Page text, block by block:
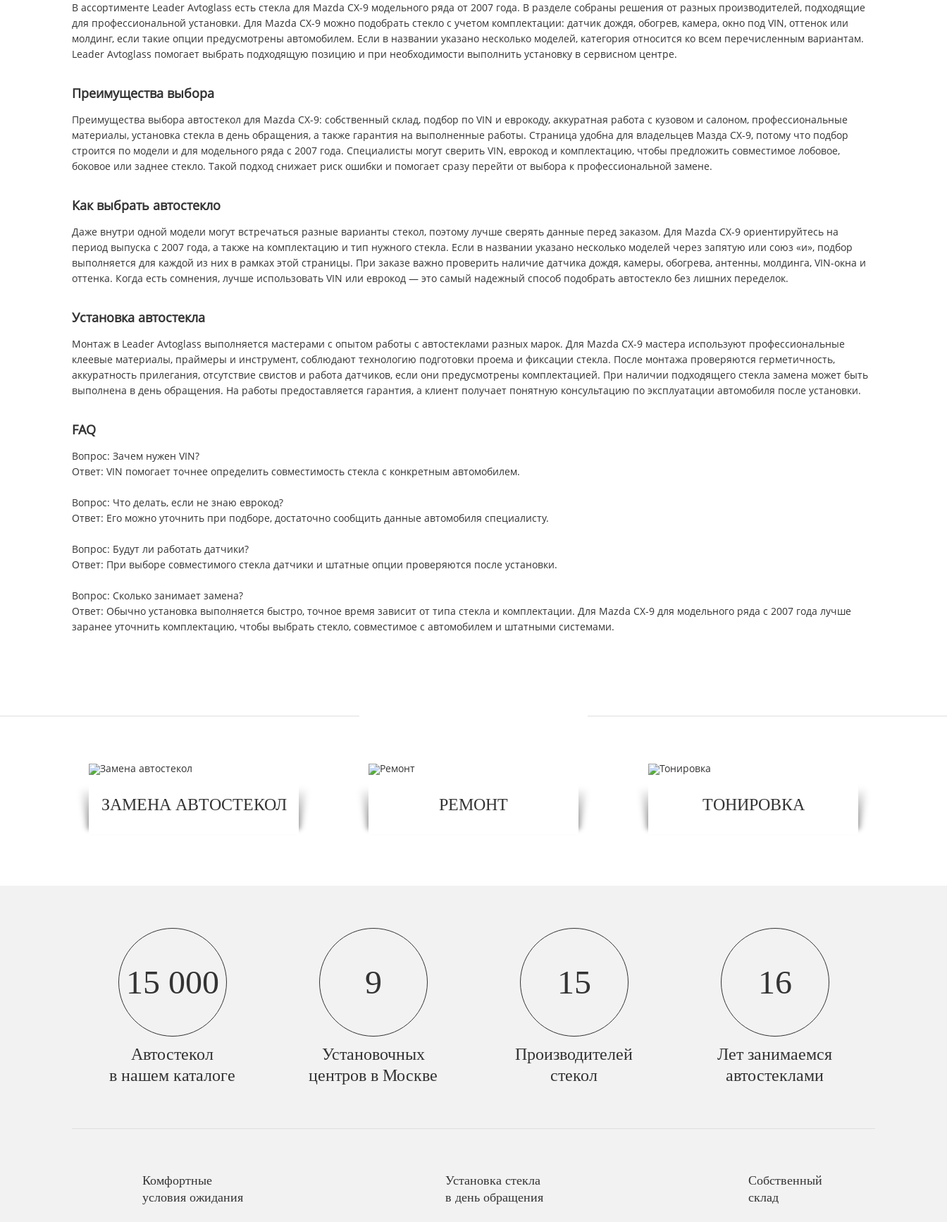
В ассортименте Leader Avtoglass есть стекла для Mazda CX-9 модельного ряда от 2007 года. В разделе собраны решения от разных производителей, подходящие
для профессиональной установки. Для Mazda CX-9 можно подобрать стекло с учетом комплектации: датчик дождя, обогрев, камера, окно под VIN, оттенок или
молдинг, если такие опции предусмотрены автомобилем. Если в названии указано несколько моделей, категория относится ко всем перечисленным вариантам.
Leader Avtoglass помогает выбрать подходящую позицию и при необходимости выполнить установку в сервисном центре.
Преимущества выбора
Преимущества выбора автостекол для Mazda CX-9: собственный склад, подбор по VIN и еврокоду, аккуратная работа с кузовом и салоном, профессиональные
материалы, установка стекла в день обращения, а также гарантия на выполненные работы. Страница удобна для владельцев Мазда CX-9, потому что подбор
строится по модели и для модельного ряда с 2007 года. Специалисты могут сверить VIN, еврокод и комплектацию, чтобы предложить совместимое лобовое,
боковое или заднее стекло. Такой подход снижает риск ошибки и помогает сразу перейти от выбора к профессиональной замене.
Как выбрать автостекло
Даже внутри одной модели могут встречаться разные варианты стекол, поэтому лучше сверять данные перед заказом. Для Mazda CX-9 ориентируйтесь на
период выпуска с 2007 года, а также на комплектацию и тип нужного стекла. Если в названии указано несколько моделей через запятую или союз «и», подбор
выполняется для каждой из них в рамках этой страницы. При заказе важно проверить наличие датчика дождя, камеры, обогрева, антенны, молдинга, VIN-окна и
оттенка. Когда есть сомнения, лучше использовать VIN или еврокод — это самый надежный способ подобрать автостекло без лишних переделок.
Установка автостекла
Монтаж в Leader Avtoglass выполняется мастерами с опытом работы с автостеклами разных марок. Для Mazda CX-9 мастера используют профессиональные
клеевые материалы, праймеры и инструмент, соблюдают технологию подготовки проема и фиксации стекла. После монтажа проверяются герметичность,
аккуратность прилегания, отсутствие свистов и работа датчиков, если они предусмотрены комплектацией. При наличии подходящего стекла замена может быть
выполнена в день обращения. На работы предоставляется гарантия, а клиент получает понятную консультацию по эксплуатации автомобиля после установки.
FAQ
Вопрос: Зачем нужен VIN?
Ответ: VIN помогает точнее определить совместимость стекла с конкретным автомобилем.
Вопрос: Что делать, если не знаю еврокод?
Ответ: Его можно уточнить при подборе, достаточно сообщить данные автомобиля специалисту.
Вопрос: Будут ли работать датчики?
Ответ: При выборе совместимого стекла датчики и штатные опции проверяются после установки.
Вопрос: Сколько занимает замена?
Ответ: Обычно установка выполняется быстро, точное время зависит от типа стекла и комплектации. Для Mazda CX-9 для модельного ряда с 2007 года лучше
заранее уточнить комплектацию, чтобы выбрать стекло, совместимое с автомобилем и штатными системами.
ЗАМЕНА АВТОСТЕКОЛ РЕМОНТ ТОНИРОВКА
15 000
Автостекол
в нашем каталоге
9
Установочных
центров в Москве
15
Производителей
стекол
16
Лет занимаемся
автостеклами
Комфортные
условия ожидания
Установка стекла
в день обращения
Собственный
склад